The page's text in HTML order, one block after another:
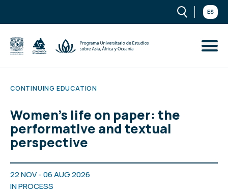
ES
CONTINUING EDUCATION
Women's life on paper: the
performative and textual
perspective
22 NOV - 06 AUG 2026
IN PROCESS